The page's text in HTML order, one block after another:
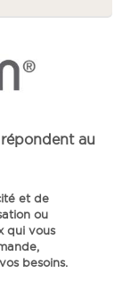
au
et de
ou
qui vous
besoins.